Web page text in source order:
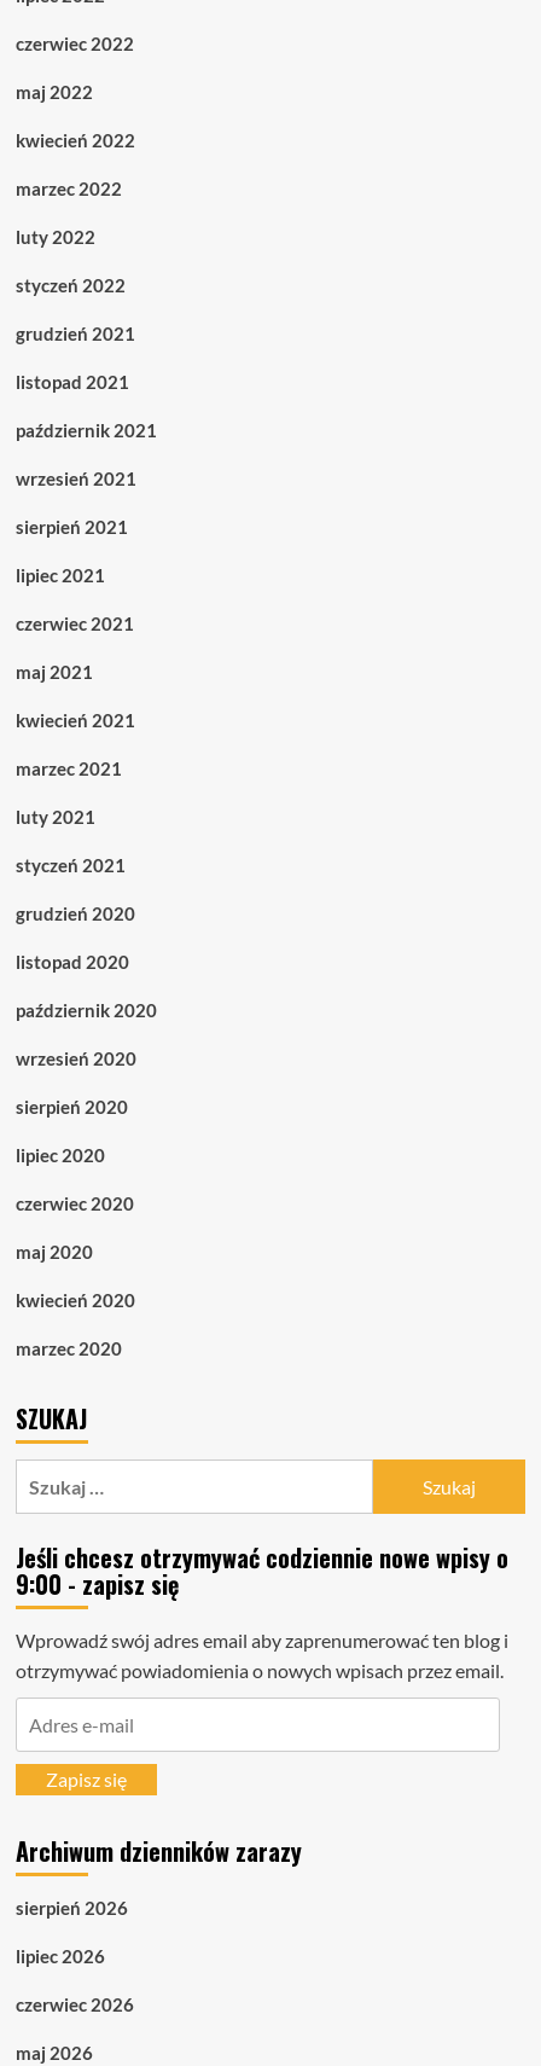
czerwiec 2022
maj 2022
kwiecień 2022
marzec 2022
luty 2022
styczeń 2022
grudzień 2021
listopad 2021
październik 2021
wrzesień 2021
sierpień 2021
lipiec 2021
czerwiec 2021
maj 2021
kwiecień 2021
marzec 2021
luty 2021
styczeń 2021
grudzień 2020
listopad 2020
październik 2020
wrzesień 2020
sierpień 2020
lipiec 2020
czerwiec 2020
maj 2020
kwiecień 2020
marzec 2020
SZUKAJ
Jeśli chcesz otrzymywać codziennie nowe wpisy o
9:00 - zapisz się
Wprowadź swój adres email aby zaprenumerować ten blog i
otrzymywać powiadomienia o nowych wpisach przez email.
mailZapisz się
Archiwum dzienników zarazy
sierpień 2026
lipiec 2026
czerwiec 2026
maj 2026